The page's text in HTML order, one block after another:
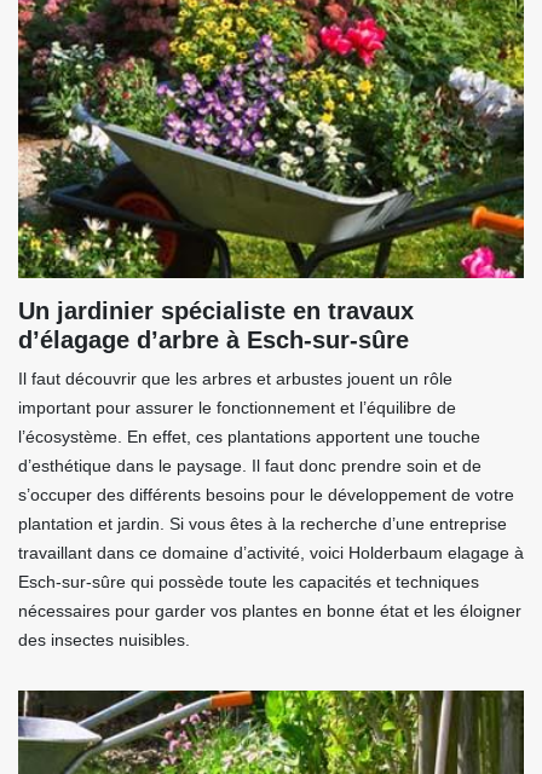
Un jardinier spécialiste en travaux
d’élagage d’arbre à Esch-sur-sûre
Il faut découvrir que les arbres et arbustes jouent un rôle
important pour assurer le fonctionnement et l’équilibre de
l’écosystème. En effet, ces plantations apportent une touche
d’esthétique dans le paysage. Il faut donc prendre soin et de
s’occuper des différents besoins pour le développement de votre
plantation et jardin. Si vous êtes à la recherche d’une entreprise
travaillant dans ce domaine d’activité, voici Holderbaum elagage à
Esch-sur-sûre qui possède toute les capacités et techniques
nécessaires pour garder vos plantes en bonne état et les éloigner
des insectes nuisibles.